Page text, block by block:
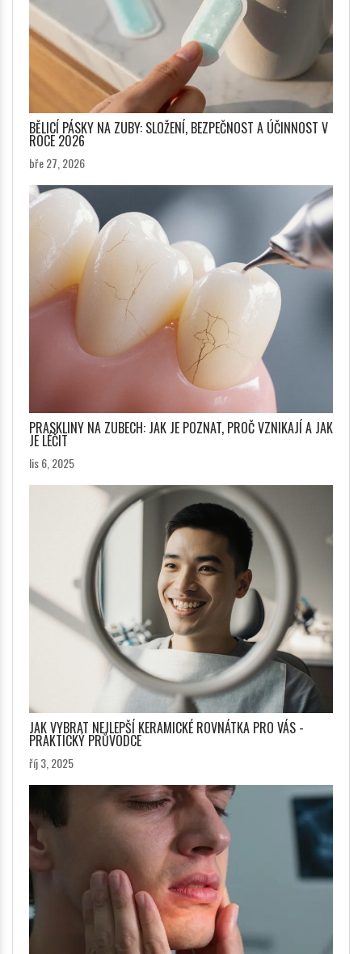
BĚLICÍ PÁSKY NA ZUBY: SLOŽENÍ, BEZPEČNOST A ÚČINNOST V
ROCE 2026
bře 27, 2026
PRASKLINY NA ZUBECH: JAK JE POZNAT, PROČ VZNIKAJÍ A JAK
JE LÉČIT
lis 6, 2025
JAK VYBRAT NEJLEPŠÍ KERAMICKÉ ROVNÁTKA PRO VÁS -
PRAKTICKÝ PRŮVODCE
říj 3, 2025